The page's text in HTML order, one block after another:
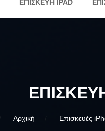
ΕΠΙΣΚΕΥΗ IPAD
Αρχική Επισκευές